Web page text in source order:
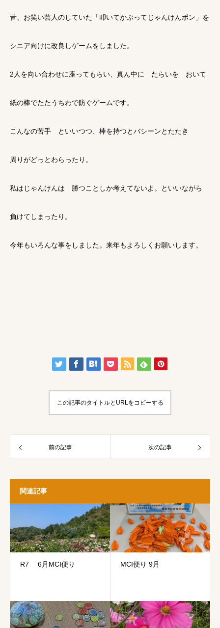
昔、お笑い芸人のしていた「叩いてかぶってじゃんけんポン」を
シニア向けに改良しゲームをしました。
2人を向い合わせに座ってもらい、真ん中に たらいを おいて
紙の棒でたたうちわで防ぐゲームです。
こんなの苦手 といいつつ、棒を持つとバシーンとたたき
周りがどっとわらったり。
私はじゃんけんは 勝つことしか考えてないよ。といいながら
負けてしまったり。
今年もいろんな事をしました。来年もよろしくお願いします。
この記事のタイトルとURLをコピーする
前の記事 次の記事
関連記事
R7 6月MCI便り MCI便り 9月